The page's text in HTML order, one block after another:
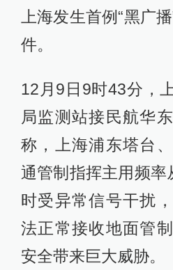
上海发生首例“黑广
件。
12月9日9时43分，
局监测站接民航华
称，上海浦东塔台
通管制指挥主用频率
时受异常信号干扰
法正常接收地面管
安全带来巨大威胁。